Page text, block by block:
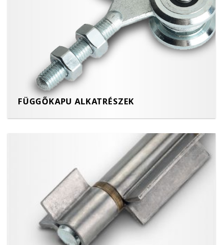
FÜGGŐKAPU ALKATRÉSZEK